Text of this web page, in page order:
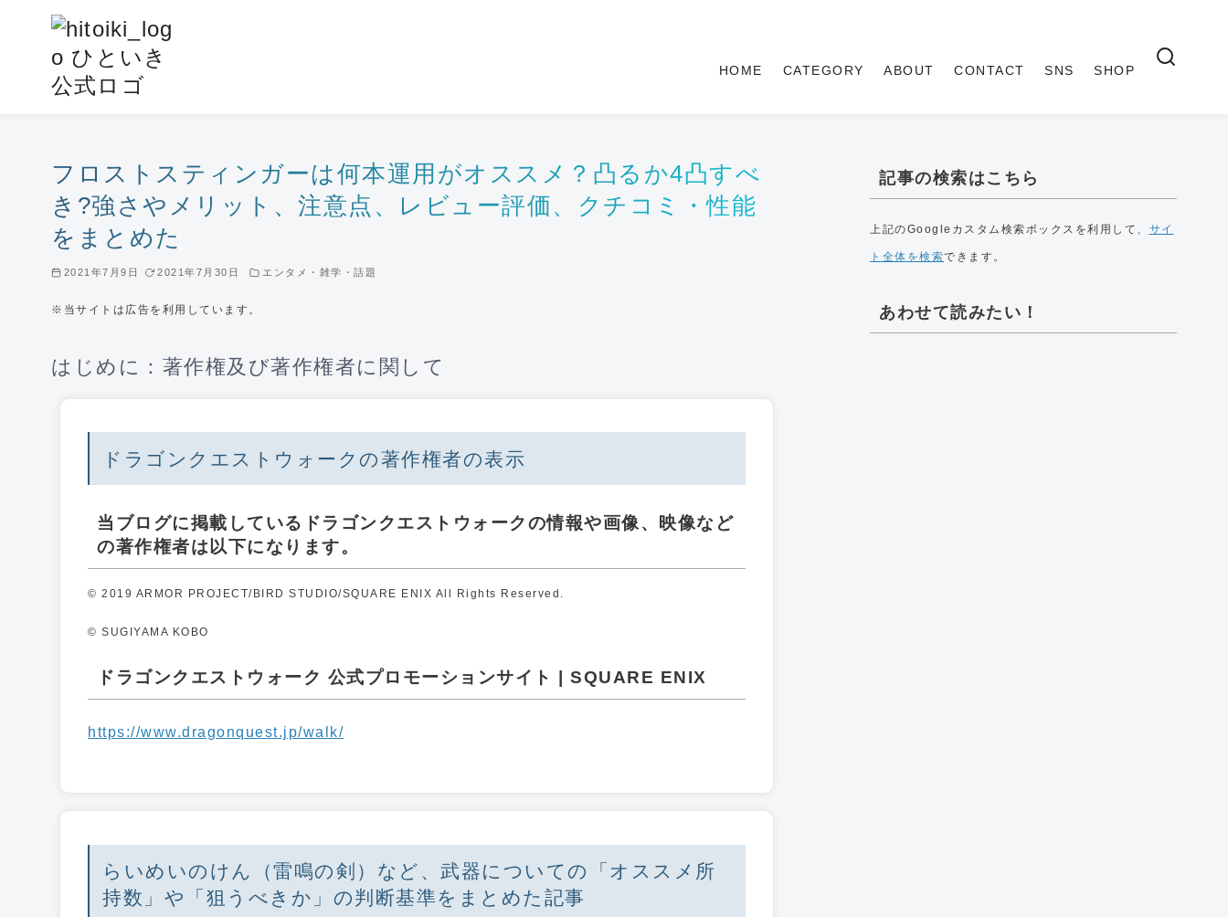
HOME CATEGORY ABOUT CONTACT SNS SHOP
フロストスティンガーは何本運用がオススメ？凸るか4凸すべ
き?強さやメリット、注意点、レビュー評価、クチコミ・性能
をまとめた
2021年7月9日 2021年7月30日 エンタメ・雑学・話題
※当サイトは広告を利用しています。
はじめに：著作権及び著作権者に関して
ドラゴンクエストウォークの著作権者の表示
当ブログに掲載しているドラゴンクエストウォークの情報や画像、映像など
の著作権者は以下になります。
© 2019 ARMOR PROJECT/BIRD STUDIO/SQUARE ENIX All Rights Reserved.
© SUGIYAMA KOBO
ドラゴンクエストウォーク 公式プロモーションサイト | SQUARE ENIX
https://www.dragonquest.jp/walk/
らいめいのけん（雷鳴の剣）など、武器についての「オススメ所
持数」や「狙うべきか」の判断基準をまとめた記事
記事の検索はこちら
上記のGoogleカスタム検索ボックスを利用して、 サイ
ト全体を検索できます。
あわせて読みたい！